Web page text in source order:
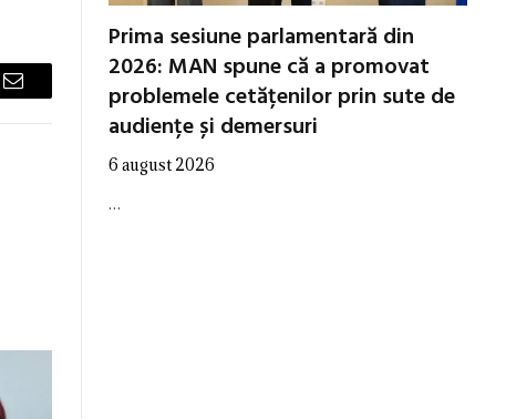
Email
Prima sesiune parlamentară din
2026: MAN spune că a promovat
problemele cetățenilor prin sute de
audiențe și demersuri
6 august 2026
…